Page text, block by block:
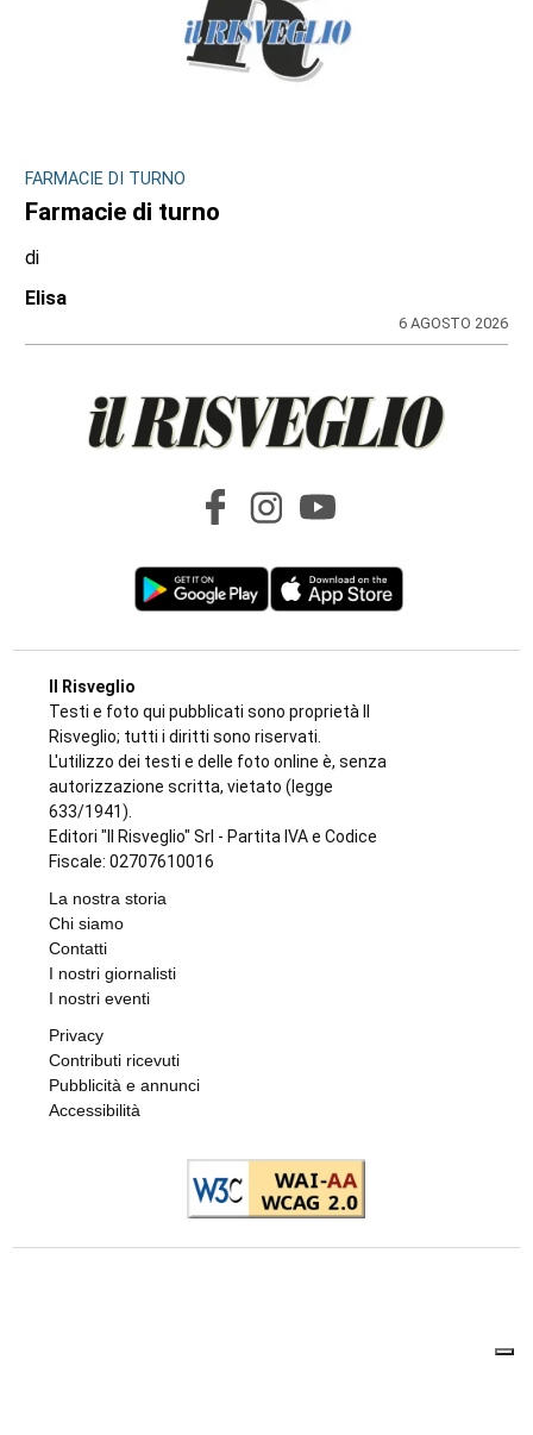
FARMACIE DI TURNO
Farmacie di turno
di
Elisa
6 AGOSTO 2026
Il Risveglio
Testi e foto qui pubblicati sono proprietà Il
Risveglio; tutti i diritti sono riservati.
L'utilizzo dei testi e delle foto online è, senza
autorizzazione scritta, vietato (legge
633/1941).
Editori "Il Risveglio" Srl - Partita IVA e Codice
Fiscale: 02707610016
La nostra storia
Chi siamo
Contatti
I nostri giornalisti
I nostri eventi
Privacy
Contributi ricevuti
Pubblicità e annunci
Accessibilità